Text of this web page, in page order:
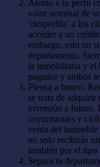
Atento a tu perfil
valor nominal de
‘desperfila’ a los
acceder a un
embargo, esto no
departamento.
la inmobiliaria y el
pagador y ambos
Piensa a futuro.
se trata de adquirir
inversión a futuro.
coyunturales y
venta del inmueble
no solo recibirás
también por el tipo
Separa tu